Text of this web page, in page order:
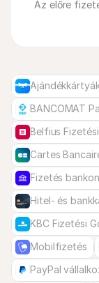
Az előre
BANCOMAT
Belfius
Cartes
Fizetés
Hitel- és
KBC Fizetési
Mobilfizetés
PayPal